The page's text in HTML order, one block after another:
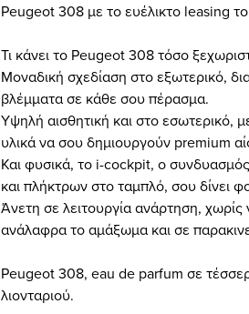
Peugeot 308 με το ευέλικτο leasing
Τι κάνει το Peugeot 308 τόσο
Μοναδική σχεδίαση στο εξωτερικό,
βλέμματα σε κάθε σου πέρασμα.
Υψηλή αισθητική και στο εσωτερικό,
υλικά να σου δημιουργούν premium
Και φυσικά, το i-cockpit, ο
και πλήκτρων στο ταμπλό, σου δίνει
Άνετη σε λειτουργία ανάρτηση, χωρίς
ανάλαφρα το αμάξωμα και σε
Peugeot 308, eau de parfum σε
λιονταριού.